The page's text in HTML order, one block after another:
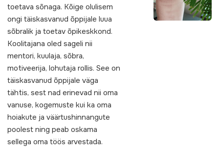
toetava sõnaga. Kõige olulisem
ongi täiskasvanud õppijale luua
sõbralik ja toetav õpikeskkond.
Koolitajana oled sageli nii
mentori, kuulaja, sõbra,
motiveerija, lohutaja rollis. See on
täiskasvanud õppijale väga
tähtis, sest nad erinevad nii oma
vanuse, kogemuste kui ka oma
hoiakute ja väärtushinnangute
poolest ning peab oskama
sellega oma töös arvestada.